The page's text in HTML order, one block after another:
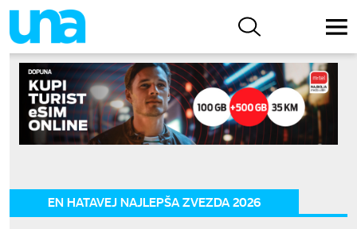
EN HATAVEJ NAJLEPŠA ZVEZDA 2026